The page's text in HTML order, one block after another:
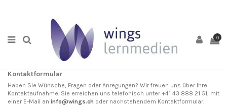
0
Kontaktformular
Haben Sie Wünsche, Fragen oder Anregungen? Wir freuen uns über Ihre
Kontaktaufnahme. Sie erreichen uns telefonisch unter +41 43 888 21 51, mit
einer E-Mail an info@wings.ch oder nachstehendem Kontaktformular.